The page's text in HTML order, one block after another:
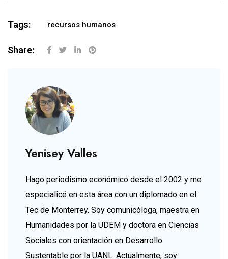
Tags: recursos humanos
Share:
Yenisey Valles
Hago periodismo económico desde el 2002 y me
especialicé en esta área con un diplomado en el
Tec de Monterrey. Soy comunicóloga, maestra en
Humanidades por la UDEM y doctora en Ciencias
Sociales con orientación en Desarrollo
Sustentable por la UANL. Actualmente, soy